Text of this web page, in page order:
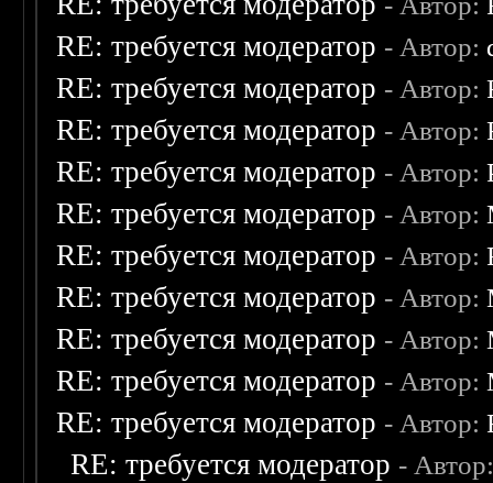
RE: требуется модератор - Автор:
RE: требуется модератор - Автор:
RE: требуется модератор - Автор:
RE: требуется модератор - Автор:
RE: требуется модератор - Автор:
RE: требуется модератор - Автор:
RE: требуется модератор - Автор:
RE: требуется модератор - Автор:
RE: требуется модератор - Автор:
RE: требуется модератор - Автор:
RE: требуется модератор -